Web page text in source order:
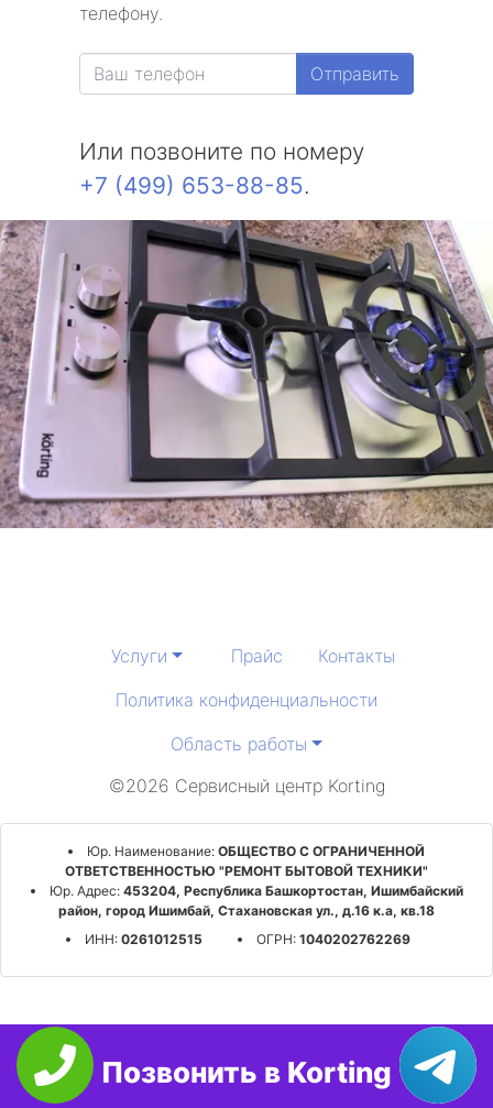
телефону.
Отправить
Или позвоните по номеру
+7 (499) 653-88-85.
Услуги Прайс
Контакты
Политика конфиденциальности
Область работы
©2026 Сервисный центр Korting
Юр. Наименование: ОБЩЕСТВО С ОГРАНИЧЕННОЙ
ОТВЕТСТВЕННОСТЬЮ "РЕМОНТ БЫТОВОЙ ТЕХНИКИ"
Юр. Адрес:453204, Республика Башкортостан, Ишимбайский
район, город Ишимбай, Стахановская ул., д.16 к.а, кв.18
ИНН:0261012515 ОГРН:1040202762269
Позвонить в Korting